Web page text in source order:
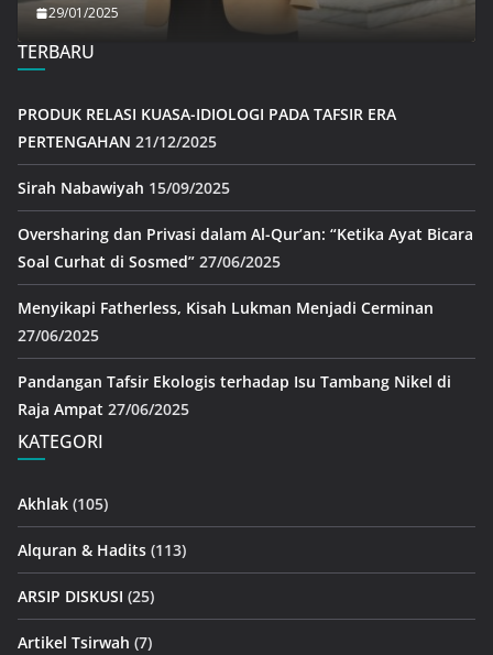
29/01/2025
TERBARU
PRODUK RELASI KUASA-IDIOLOGI PADA TAFSIR ERA
PERTENGAHAN 21/12/2025
Sirah Nabawiyah 15/09/2025
Oversharing dan Privasi dalam Al-Qur’an: “Ketika Ayat Bicara
Soal Curhat di Sosmed” 27/06/2025
Menyikapi Fatherless, Kisah Lukman Menjadi Cerminan
27/06/2025
Pandangan Tafsir Ekologis terhadap Isu Tambang Nikel di
Raja Ampat 27/06/2025
KATEGORI
Akhlak (105)
Alquran & Hadits (113)
ARSIP DISKUSI (25)
Artikel Tsirwah (7)